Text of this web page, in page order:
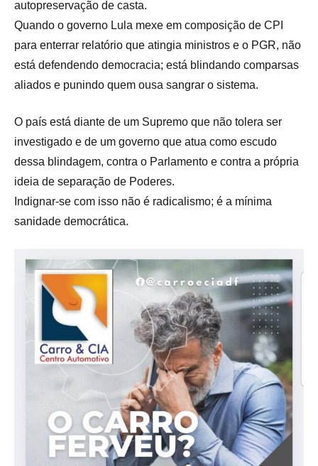
autopreservação de casta.
Quando o governo Lula mexe em composição de CPI
para enterrar relatório que atingia ministros e o PGR, não
está defendendo democracia; está blindando comparsas
aliados e punindo quem ousa sangrar o sistema.
O país está diante de um Supremo que não tolera ser
investigado e de um governo que atua como escudo
dessa blindagem, contra o Parlamento e contra a própria
ideia de separação de Poderes.
Indignar-se com isso não é radicalismo; é a mínima
sanidade democrática.